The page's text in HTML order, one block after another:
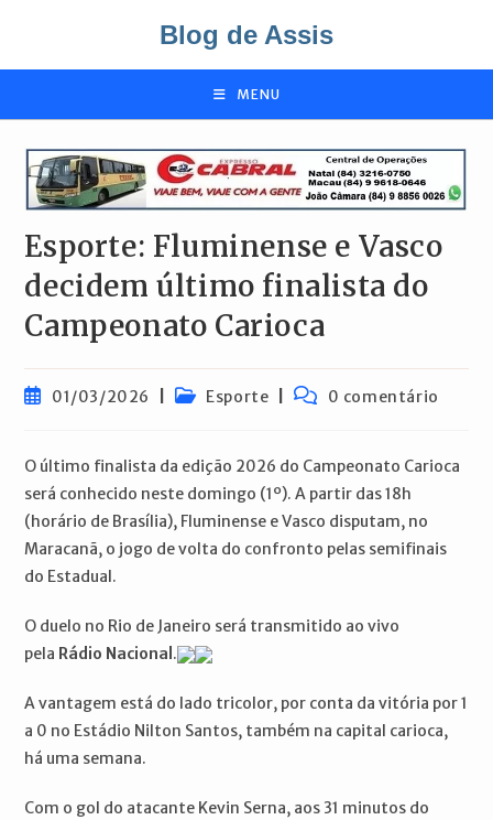
o
Blog de Assis
MENU
Esporte: Fluminense e Vasco
decidem último finalista do
Campeonato Carioca
Post01/03/2026
Categoria
Esporte
Comentários
0 comentário
O último finalista da edição 2026 do Campeonato Carioca
será conhecido neste domingo (1º). A partir das 18h
(horário de Brasília), Fluminense e Vasco disputam, no
Maracanã, o jogo de volta do confronto pelas semifinais
do Estadual.
O duelo no Rio de Janeiro será transmitido ao vivo
pela Rádio Nacional .
A vantagem está do lado tricolor, por conta da vitória por 1
a 0 no Estádio Nilton Santos, também na capital carioca,
há uma semana.
Com o gol do atacante Kevin Serna, aos 31 minutos do